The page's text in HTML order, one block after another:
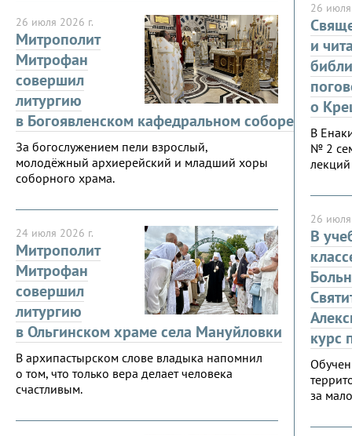
26 июля 2026 г.
Митрополит
Митрофан
совершил
литургию
в Богоявленском кафедральном соборе
За богослужением пели взрослый,
молодёжный архиерейский и младший хоры
соборного храма.
24 июля 2026 г.
Митрополит
Митрофан
совершил
литургию
в Ольгинском храме села Мануйловки
В архипастырском слове владыка напомнил
о том, что только вера делает человека
счастливым.
26
и
о
В
№ 2
лекций
26
В
курс
за